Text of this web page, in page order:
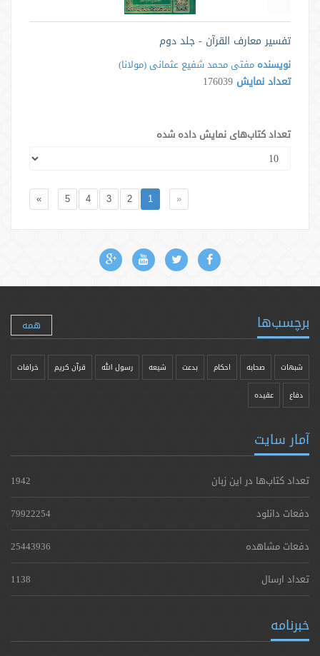
تفسیر معارف القرآن - جلد دوم
نویسنده مفتی محمد شفیع عثمانی (مولانا)
تعداد نمایش 176039
تعداد کتاب‌های نمایش داده شده
«
1
2
3
4
5
»
برچسب‌ها همه
شبهات صحابه احکام بدعت شیعه رسول الله قرآن کریم خرافات
دفاع عقیده
آمار سایت
تعداد کتاب‌ها در این زبان
1942
دفعات دانلود
79922254
دفعات مشاهده
25443936
تعداد ارسال
1138
خبرنامه